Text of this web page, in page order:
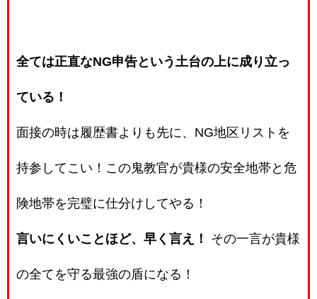
全ては正直なNG申告という土台の上に成り立っ
ている！
面接の時は履歴書よりも先に、NG地区リストを
持参してこい！この鬼教官が貴様の安全地帯と危
険地帯を完璧に仕分けしてやる！
言いにくいことほど、早く言え！ その一言が貴様
の全てを守る最強の盾になる！